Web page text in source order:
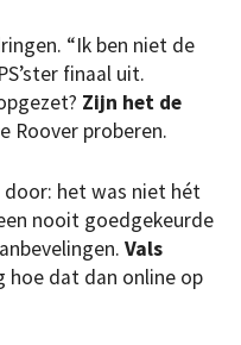
“Ik ben niet de
finaal uit.
Zijn het de
Roover proberen.
door: het was niet hét
nooit goedgekeurde
Vals
hoe dat dan online op